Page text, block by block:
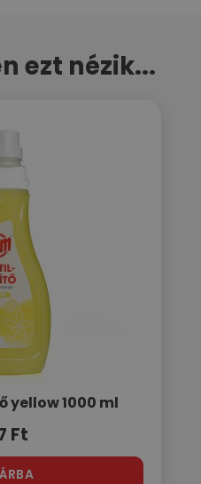
ezt nézik...
1000 ml
Ft